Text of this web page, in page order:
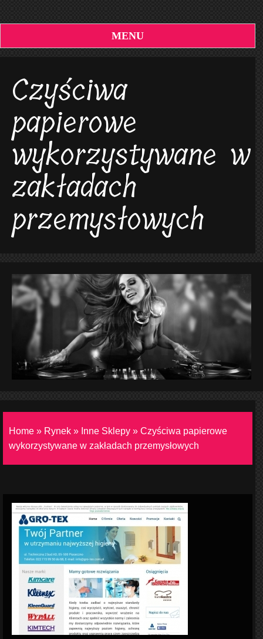
MENU
Czyściwa
papierowe
wykorzystywane w
zakładach
przemysłowych
Home » Rynek » Inne Sklepy » Czyściwa papierowe
wykorzystywane w zakładach przemysłowych